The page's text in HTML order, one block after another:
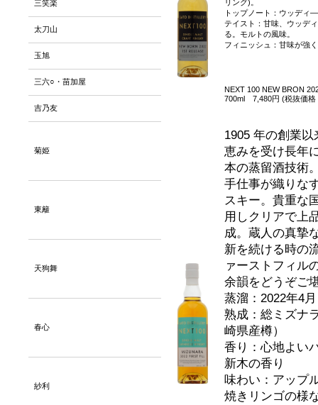
リング)。
トップノート：ウッディ
テイスト：甘味、ウッデ
る。モルトの風味。
フィニッシュ：甘味が強
三笑楽
太刀山
玉旭
三六○・苗加屋
NEXT 100 NEW BRON
700ml 7,480円 (税抜価格
吉乃友
菊姫
1905 年の創業
恵みを受け長年
本の蒸留酒技術
手仕事が織りな
スキー。貴重な
用しクリアで上
成。蔵人の真摯
新を続ける時の
ァーストフィル
余韻をどうぞご
蒸溜：2022年4月
熟成：総ミズナ
崎県産樽）
香り：心地よい
新木の香り
味わい：アップ
焼きリンゴの様
東籬
天狗舞
春心
紗利